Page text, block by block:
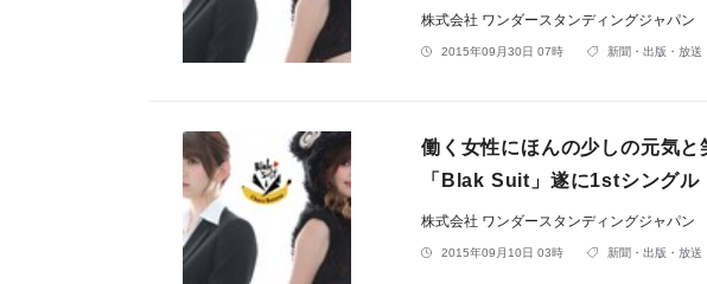
株式会社 ワンダースタンディングジャパン
2015年09月30日 07時 新聞・出版・放送
働く女性にほんの少しの元気
「Blak Suit」遂に1stシング
株式会社 ワンダースタンディングジャパン
2015年09月10日 03時 新聞・出版・放送